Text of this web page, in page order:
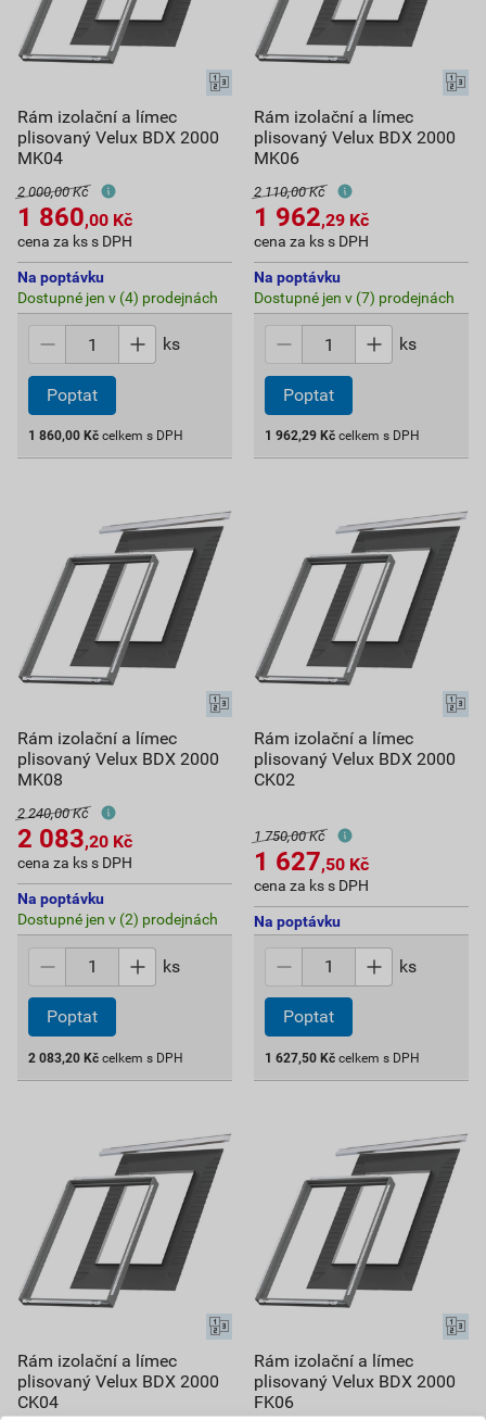
Rám izolační a límec
plisovaný Velux BDX 2000
MK04
2 000,00 Kč
1 860,00 Kč
cena za ks s DPH
Na poptávku
Dostupné jen v (4) prodejnách
ks
Poptat
1 860,00 Kč celkem s DPH
Rám izolační a límec
plisovaný Velux BDX 2000
MK06
2 110,00 Kč
1 962,29 Kč
cena za ks s DPH
Na poptávku
Dostupné jen v (7) prodejnách
ks
Poptat
1 962,29 Kč celkem s DPH
Rám izolační a límec
plisovaný Velux BDX 2000
MK08
2 240,00 Kč
2 083,20 Kč
cena za ks s DPH
Na poptávku
Dostupné jen v (2) prodejnách
ks
Poptat
2 083,20 Kč celkem s DPH
Rám izolační a límec
plisovaný Velux BDX 2000
CK02
1 750,00 Kč
1 627,50 Kč
cena za ks s DPH
Na poptávku
ks
Poptat
1 627,50 Kč celkem s DPH
Rám izolační a límec
plisovaný Velux BDX 2000
CK04
Rám izolační a límec
plisovaný Velux BDX 2000
FK06